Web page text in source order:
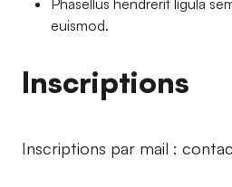
Phasellus hendrerit ligula
euismod.
Inscriptions
Inscriptions par mail :